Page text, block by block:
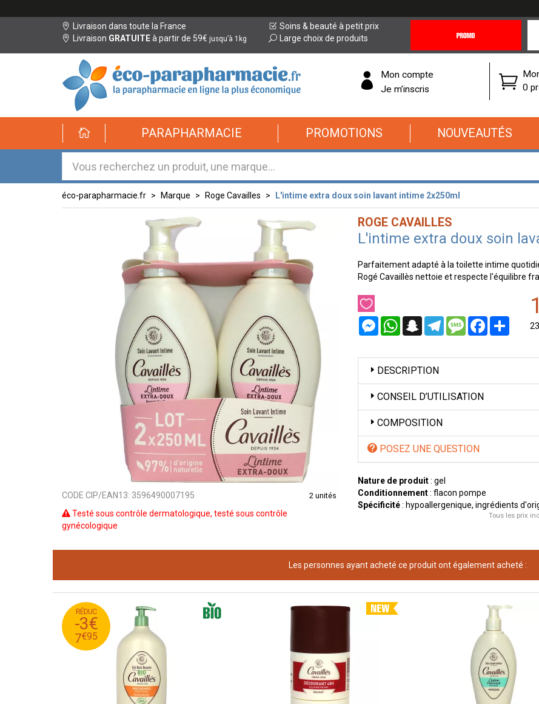
Livraison dans toute la France
Livraison GRATUITEà partir de 59€ jusqu’à 1kg
Soins & beauté à petit prix
Large choix de produits
Offres
éco-
parapharmacie.fr
éco-
parapharmacie.fr
Mon compte
Je m’inscris
0
PARAPHARMACIE PROMOTIONS NOUVEAUTÉS
éco-parapharmacie.fr Marque Roge Cavailles L'intime extra doux soin lavant intime 2x250ml
CODE CIP/EAN13: 3596490007195 2 unités
Testé sous contrôle dermatologique, testé sous contrôle
gynécologique
ROGE CAVAILLES
L'intime extra doux soin
Parfaitement adapté à la toilette intime
Rogé Cavaillès nettoie et respecte l'équilibre
MessengerWhatsAppSnapchatTelegramMessageFacebook 23
DESCRIPTION
CONSEIL D’UTILISATION
COMPOSITION
POSEZ UNE QUESTION
Nature de produit: gel
Conditionnement: flacon pompe
Spécificité: hypoallergenique, ingrédients
Tous les prix
Les personnes ayant acheté ce produit ont également acheté :
RÉDUC
-3€
7€95
10
€
95
7
€
95